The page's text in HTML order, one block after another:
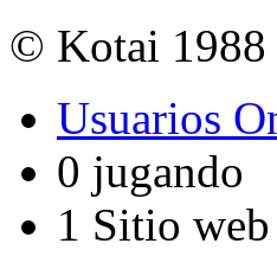
© Kotai 1988
Usuarios
0 jugando
1 Sitio web